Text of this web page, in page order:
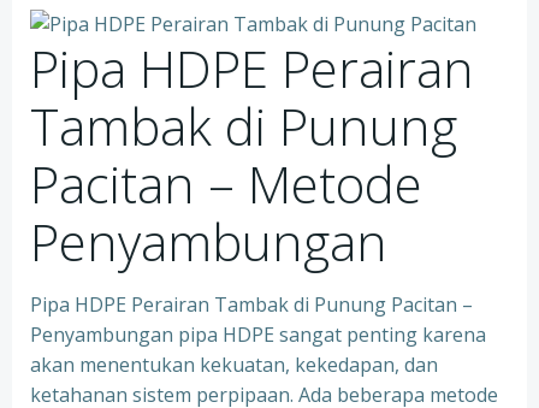
Pipa HDPE Perairan
Tambak di Punung
Pacitan – Metode
Penyambungan
Pipa HDPE Perairan Tambak di Punung Pacitan –
Penyambungan pipa HDPE sangat penting karena
akan menentukan kekuatan, kekedapan, dan
ketahanan sistem perpipaan. Ada beberapa metode